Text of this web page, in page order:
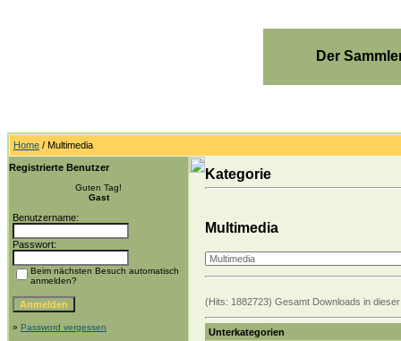
Der
Home / Multimedia
Registrierte Benutzer
Guten Tag!
Gast
Benutzername:
Passwort:
Beim nächsten Besuch automatisch
anmelden?
» Password vergessen
Kategorie
Multimedia
(Hits: 1882723) Gesamt Downloads in
Unterkategorien